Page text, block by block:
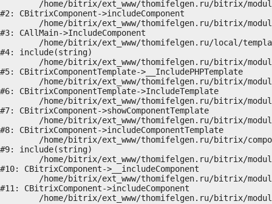
#2: CBitrixComponent->includeComponent
#3: CAllMain->IncludeComponent
#4: include(string)
#5: CBitrixComponentTemplate->__IncludePHPTemplate
#6: CBitrixComponentTemplate->IncludeTemplate
#7: CBitrixComponent->showComponentTemplate
#8: CBitrixComponent->includeComponentTemplate
#9: include(string)
#10: CBitrixComponent->__includeComponent
#11: CBitrixComponent->includeComponent